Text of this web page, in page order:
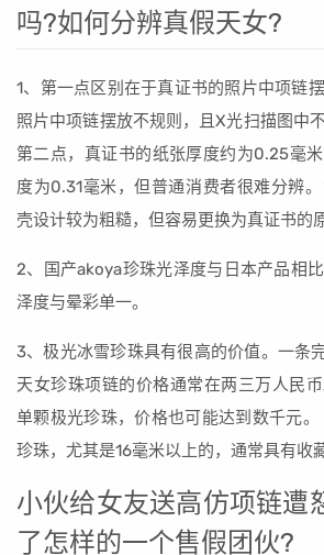
吗?如何分辨真假天女?
1、第一点区别在于真证书的照片中项链
照片中项链摆放不规则，且X光扫描图中
第二点，真证书的纸张厚度约为0.25毫
度为0.31毫米，但普通消费者很难分辨
壳设计较为粗糙，但容易更换为真证书的
2、国产akoya珍珠光泽度与日本产品相
泽度与晕彩单一。
3、极光冰雪珍珠具有很高的价值。一条
天女珍珠项链的价格通常在两三万人民
单颗极光珍珠，价格也可能达到数千元
珍珠，尤其是16毫米以上的，通常具有收
小伙给女友送高仿项链遭
了怎样的一个售假团伙?